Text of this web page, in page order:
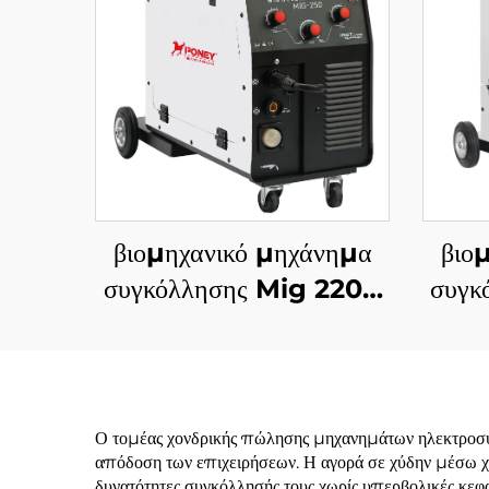
βιομηχανικό μηχάνημα
συγκόλλησης Mig 220V
μηχάνημα συγκόλλησης
Mig/Mag
Ο τομέας χονδρικής πώλησης μηχανημάτων
απόδοση των επιχειρήσεων. Η αγορά σε χύδην μέσω